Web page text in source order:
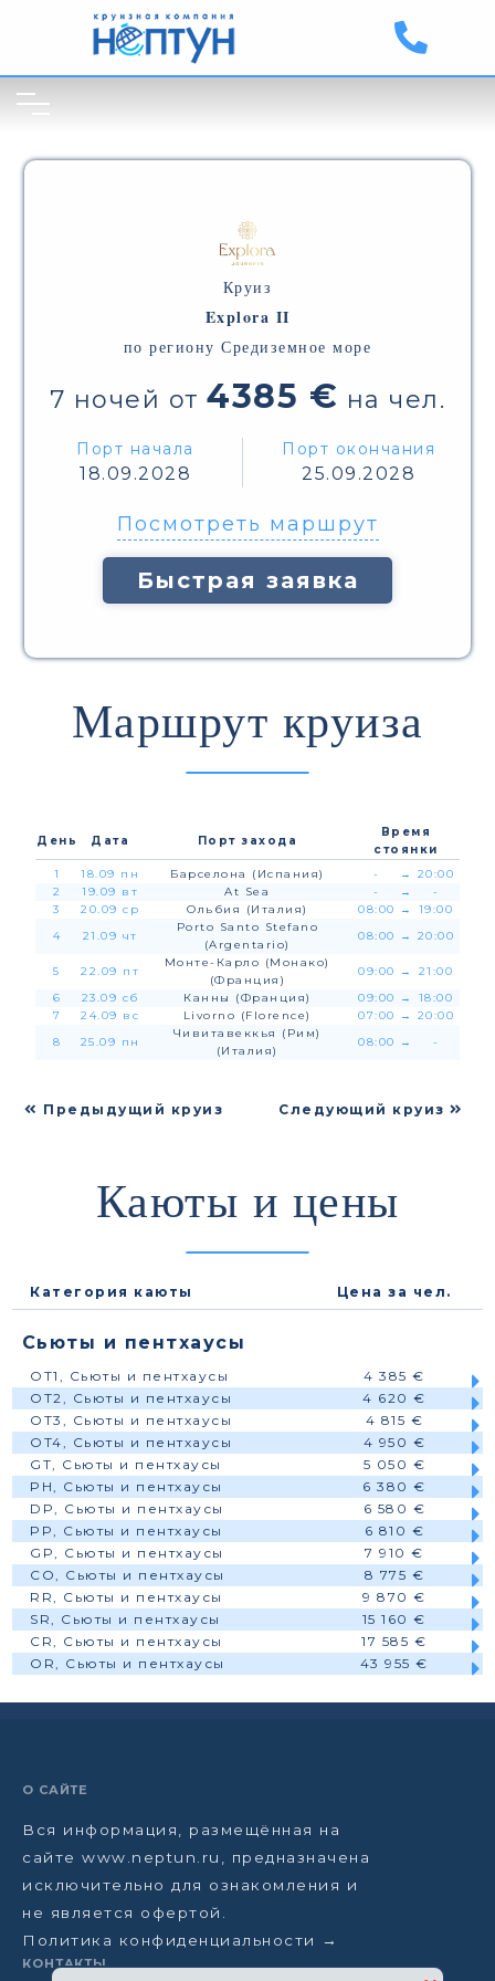
Круиз
Explora II
по региону Средиземное море
7 ночей от4385 € на чел.
Порт начала
18.09.2028
Порт окончания
25.09.2028
Посмотреть маршрут
Быстрая заявка
Маршрут круиза
День Дата Порт захода
Время
стоянки
1
18.09 пн Барселона (Испания) - →
20:00
2
19.09 вт At Sea - →
-
3
20.09 ср Ольбия (Италия) 08:00 →
19:00
4
21.09 чт
Porto Santo Stefano
(Argentario)
08:00 → 20:00
5 22.09 пт
Монте-Карло (Монако)
(Франция)
09:00 →
21:00
6
23.09 сб Канны (Франция) 09:00 →
18:00
7
24.09 вс Livorno (Florence) 07:00 →
20:00
8
25.09 пн
Чивитавеккья (Рим)
(Италия)
08:00 → -
Предыдущий круиз Следующий круиз
Каюты и цены
Категория каюты Цена за чел.
Сьюты и пентхаусы
OT1, Сьюты и пентхаусы
4 385 €
OT2, Сьюты и пентхаусы
4 620 €
OT3, Сьюты и пентхаусы
4 815 €
OT4, Сьюты и пентхаусы
4 950 €
GT, Сьюты и пентхаусы
5 050 €
PH, Сьюты и пентхаусы
6 380 €
DP, Сьюты и пентхаусы
6 580 €
PP, Сьюты и пентхаусы
6 810 €
GP, Сьюты и пентхаусы
7 910 €
CO, Сьюты и пентхаусы
8 775 €
RR, Сьюты и пентхаусы
9 870 €
SR, Сьюты и пентхаусы
15 160 €
CR, Сьюты и пентхаусы
17 585 €
OR, Сьюты и пентхаусы
43 955 €
О САЙТЕ
Вся информация, размещённая на
сайте www.neptun.ru, предназначена
исключительно для ознакомления и
не является офертой.
Политика конфиденциальности →
КОНТАКТЫ